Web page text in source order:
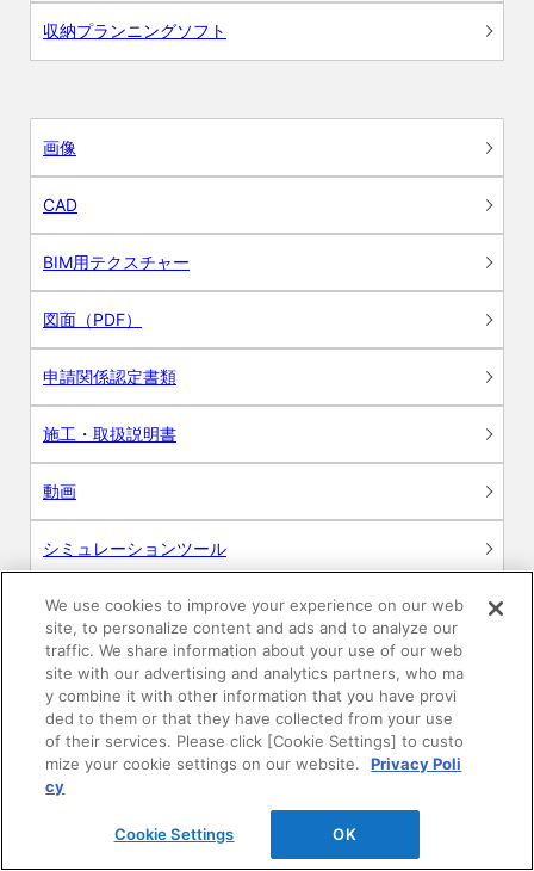
収納プランニングソフト
画像
CAD
BIM用テクスチャー
図面（PDF）
申請関係認定書類
施工・取扱説明書
動画
シミュレーションツール
24時間換気システム〈エアスマート〉
簡易設計見積ソフト
R&Dセンター環境測定・分析サービス
商品マスター申し込み
We use cookies to improve your experience on our web
site, to personalize content and ads and to analyze our
traffic. We share information about your use of our web
site with our advertising and analytics partners, who ma
y combine it with other information that you have provi
ded to them or that they have collected from your use
of their services. Please click [Cookie Settings] to custo
mize your cookie settings on our website.
Privacy Poli
cy
Cookie Settings OK